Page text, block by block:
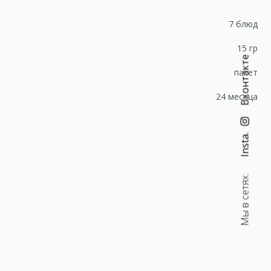
7 блюд
15 гр
пакет
24 месяца
Мы в сетях:
Insta.
Вконтакте